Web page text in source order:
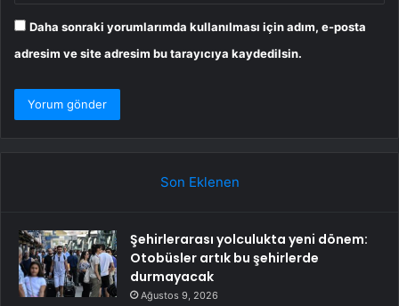
Daha sonraki yorumlarımda kullanılması için adım, e-posta
adresim ve site adresim bu tarayıcıya kaydedilsin.
Son Eklenen
Şehirlerarası yolculukta yeni dönem:
Otobüsler artık bu şehirlerde
durmayacak
Ağustos 9, 2026